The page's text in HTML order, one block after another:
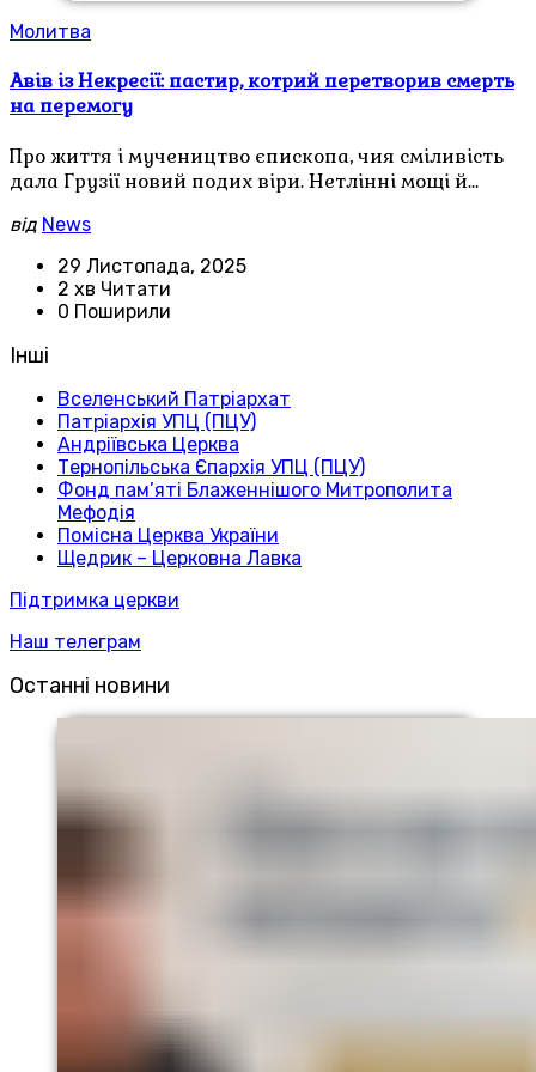
Молитва
Авів із Некресії: пастир, котрий перетворив смерть
на перемогу
Про життя і мучеництво єпископа, чия сміливість
дала Грузії новий подих віри. Нетлінні мощі й…
від News
29 Листопада, 2025
2 хв Читати
0 Поширили
Інші
Вселенський Патріархат
Патріархія УПЦ (ПЦУ)
Андріївська Церква
Тернопільська Єпархія УПЦ (ПЦУ)
Фонд пам’яті Блаженнішого Митрополита
Мефодія
Помісна Церква України
Щедрик – Церковна Лавка
Підтримка церкви
Наш телеграм
Останні новини